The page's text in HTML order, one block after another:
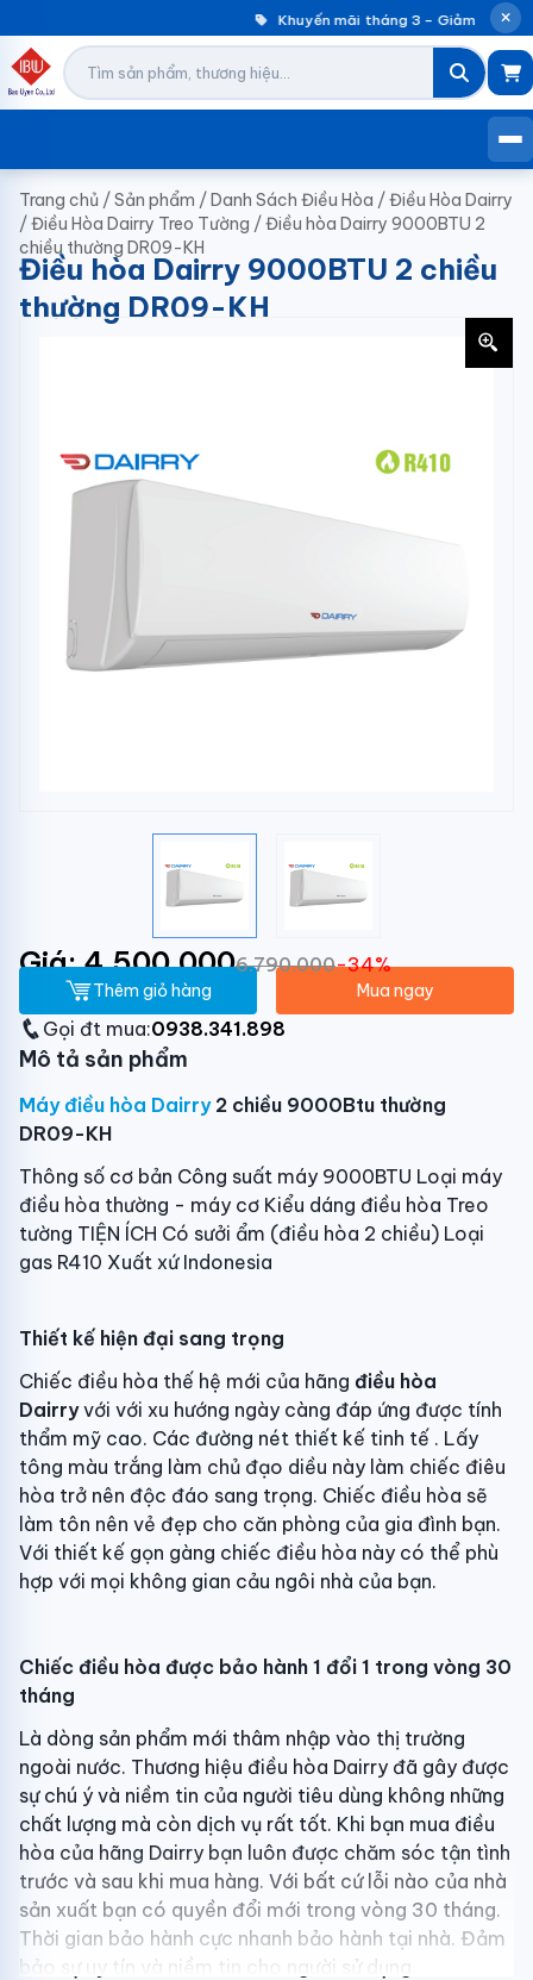
Khuyến mãi tháng 3 – Giảm đến
Trang chủ /Sản phẩm /Danh Sách Điều Hòa /Điều Hòa Dairry
/Điều Hòa Dairry Treo Tường /Điều hòa Dairry 9000BTU 2
chiều thường DR09-KH
Điều hòa Dairry 9000BTU 2 chiều
thường DR09-KH
Giá: 4.500.0006.790.000-34%
Thêm giỏ hàng Mua ngay
Gọi đt mua:0938.341.898
Mô tả sản phẩm
Máy điều hòa Dairry2 chiều 9000Btu thường
DR09-KH
Thông số cơ bản Công suất máy 9000BTU Loại máy
điều hòa thường - máy cơ Kiểu dáng điều hòa Treo
tường TIỆN ÍCH Có sưởi ẩm (điều hòa 2 chiều) Loại
gas R410 Xuất xứ Indonesia
Thiết kế hiện đại sang trọng
Chiếc điều hòa thế hệ mới của hãng điều hòa
Dairryvới với xu hướng ngày càng đáp ứng được tính
thẩm mỹ cao. Các đường nét thiết kế tinh tế . Lấy
tông màu trắng làm chủ đạo diều này làm chiếc điêu
hòa trở nên độc đáo sang trọng. Chiếc điều hòa sẽ
làm tôn nên vẻ đẹp cho căn phòng của gia đình bạn.
Với thiết kế gọn gàng chiếc điều hòa này có thể phù
hợp với mọi không gian cảu ngôi nhà của bạn.
Chiếc điều hòa được bảo hành 1 đổi 1 trong vòng 30
tháng
Là dòng sản phẩm mới thâm nhập vào thị trường
ngoài nước. Thương hiệu điều hòa Dairry đã gây được
sự chú ý và niềm tin của người tiêu dùng không những
chất lượng mà còn dịch vụ rất tốt. Khi bạn mua điều
hòa của hãng Dairry bạn luôn được chăm sóc tận tình
trước và sau khi mua hàng. Với bất cứ lỗi nào của nhà
sản xuất bạn có quyền đổi mới trong vòng 30 tháng.
Thời gian bảo hành cực nhanh bảo hành tại nhà. Đảm
bảo sự uy tín và niềm tin cho người sử dụng.